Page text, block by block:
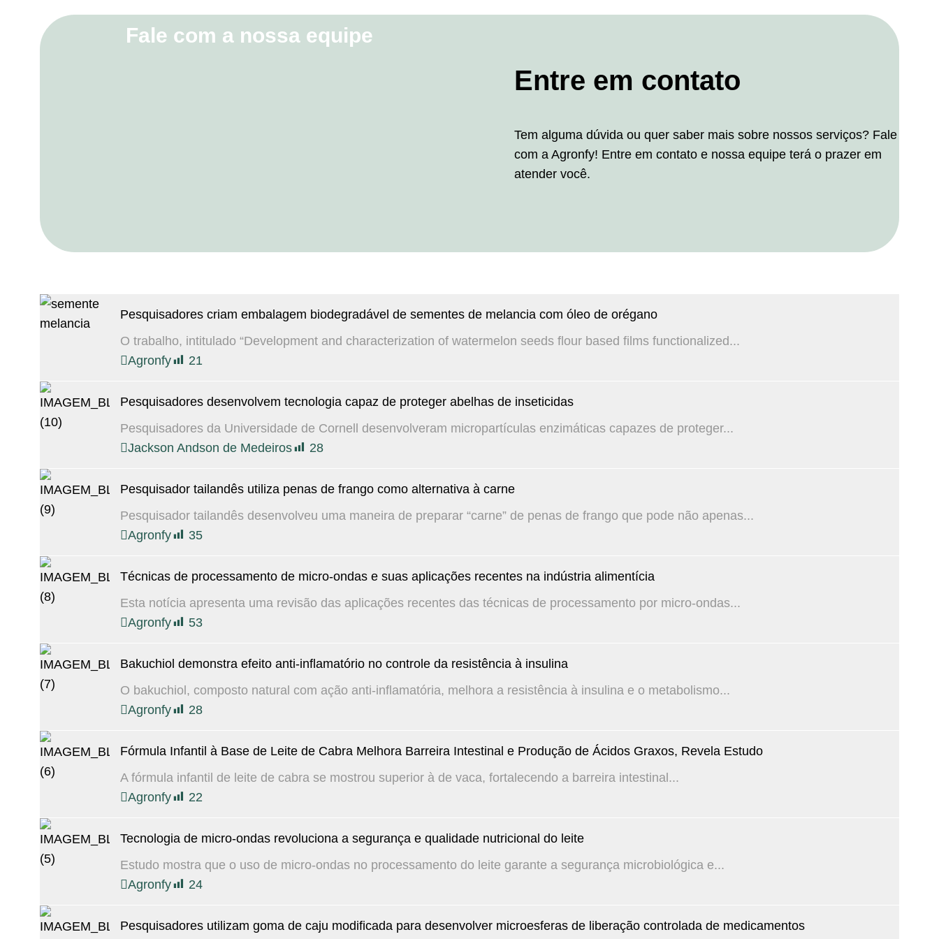
Fale com a nossa equipe
Entre em contato
Tem alguma dúvida ou quer saber mais sobre nossos serviços? Fale
com a Agronfy! Entre em contato e nossa equipe terá o prazer em
atender você.
Pesquisadores criam embalagem biodegradável de sementes de melancia com óleo de orégano
O trabalho, intitulado “Development and characterization of watermelon seeds flour based films functionalized...
Agronfy
21
Pesquisadores desenvolvem tecnologia capaz de proteger abelhas de inseticidas
Pesquisadores da Universidade de Cornell desenvolveram micropartículas enzimáticas capazes de proteger...
Jackson Andson de Medeiros
28
Pesquisador tailandês utiliza penas de frango como alternativa à carne
Pesquisador tailandês desenvolveu uma maneira de preparar “carne” de penas de frango que pode não apenas...
Agronfy
35
Técnicas de processamento de micro-ondas e suas aplicações recentes na indústria alimentícia
Esta notícia apresenta uma revisão das aplicações recentes das técnicas de processamento por micro-ondas...
Agronfy
53
Bakuchiol demonstra efeito anti-inflamatório no controle da resistência à insulina
O bakuchiol, composto natural com ação anti-inflamatória, melhora a resistência à insulina e o metabolismo...
Agronfy
28
Fórmula Infantil à Base de Leite de Cabra Melhora Barreira Intestinal e Produção de Ácidos Graxos, Revela Estudo
A fórmula infantil de leite de cabra se mostrou superior à de vaca, fortalecendo a barreira intestinal...
Agronfy
22
Tecnologia de micro-ondas revoluciona a segurança e qualidade nutricional do leite
Estudo mostra que o uso de micro-ondas no processamento do leite garante a segurança microbiológica e...
Agronfy
24
Pesquisadores utilizam goma de caju modificada para desenvolver microesferas de liberação controlada de medicamentos